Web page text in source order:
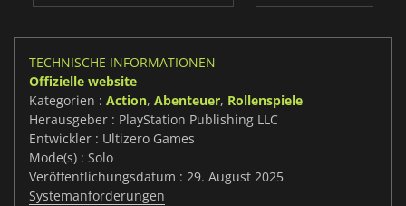
TECHNISCHE INFORMATIONEN
Offizielle website
Kategorien : Action, Abenteuer, Rollenspiele
Herausgeber : PlayStation Publishing LLC
Entwickler : Ultizero Games
Mode(s) : Solo
Veröffentlichungsdatum : 29. August 2025
Systemanforderungen